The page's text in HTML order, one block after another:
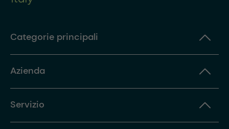
Categorie principali
Azienda
Servizio